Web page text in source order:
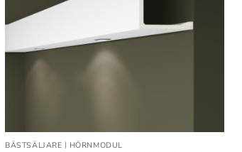
BÄSTSÄLJARE | HÖRNMODUL